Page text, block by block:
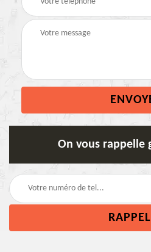
On vous rappelle